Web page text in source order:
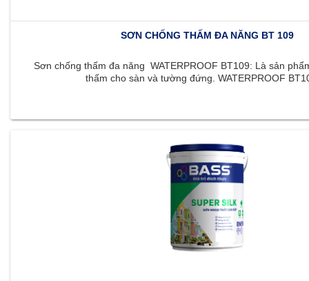
SƠN CHỐNG THẤM ĐA NĂNG BT 109
Sơn chống thấm đa năng WATERPROOF BT109: Là sản
thấm cho sàn và tường đứng. WATERPROOF